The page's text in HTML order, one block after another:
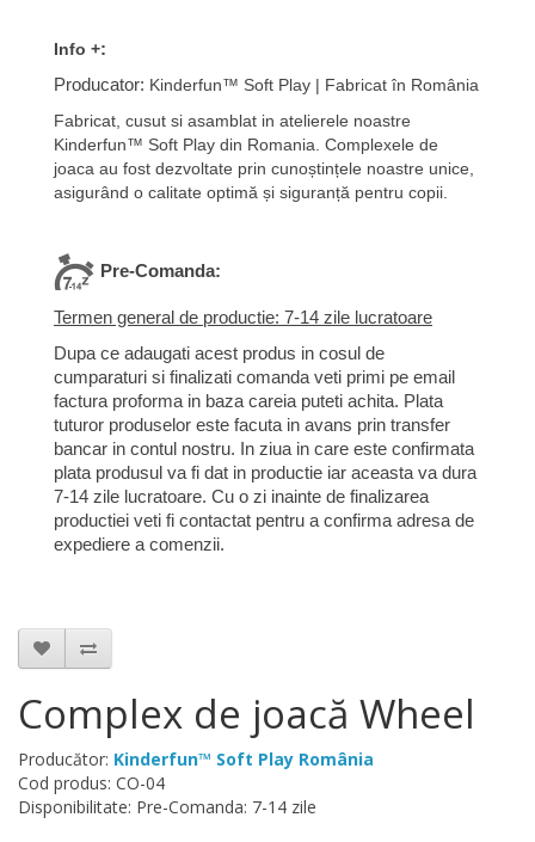
Info +:
Producator: Kinderfun™ Soft Play | Fabricat în România
Fabricat, cusut si asamblat in atelierele noastre
Kinderfun™ Soft Play din Romania. Complexele de
joaca au fost dezvoltate prin cunoștințele noastre unice,
asigurând o calitate optimă și siguranță pentru copii.
Pre-Comanda:
Termen general de productie: 7-14 zile lucratoare
Dupa ce adaugati acest produs in cosul de
cumparaturi si finalizati comanda veti primi pe email
factura proforma in baza careia puteti achita. Plata
tuturor produselor este facuta in avans prin transfer
bancar in contul nostru. In ziua in care este confirmata
plata produsul va fi dat in productie iar aceasta va dura
7-14 zile lucratoare. Cu o zi inainte de finalizarea
productiei veti fi contactat pentru a confirma adresa de
expediere a comenzii.
Complex de joacă Wheel
Producător: Kinderfun™ Soft Play România
Cod produs: CO-04
Disponibilitate: Pre-Comanda: 7-14 zile